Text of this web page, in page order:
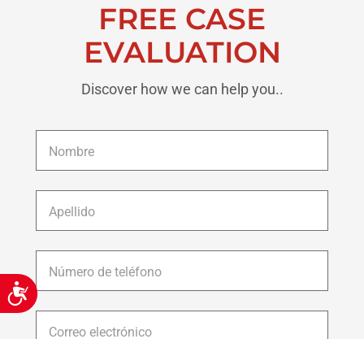
Accessibility
FREE CASE
EVALUATION
Discover how we can help you..
Nombre *
Apellido *
Número
de
teléfono *
Correo
electrónico *